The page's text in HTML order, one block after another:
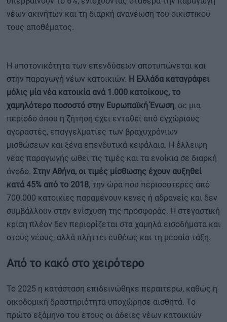
νέων ακινήτων και τη διαρκή ανανέωση του οικιστικού
τους αποθέματος.
Η υποτονικότητα των επενδύσεων αποτυπώνεται και
στην παραγωγή νέων κατοικιών. Η Ελλάδα καταγράφει
μόλις μία νέα κατοικία ανά 1.000 κατοίκους, το
χαμηλότερο ποσοστό στην Ευρωπαϊκή Ένωση, σε μια
περίοδο όπου η ζήτηση έχει ενταθεί από εγχώριους
αγοραστές, επαγγελματίες των βραχυχρόνιων
μισθώσεων και ξένα επενδυτικά κεφάλαια. Η έλλειψη
νέας παραγωγής ωθεί τις τιμές και τα ενοίκια σε διαρκή
άνοδο. Στην Αθήνα, οι τιμές μίσθωσης έχουν αυξηθεί
κατά 45% από το 2018, την ώρα που περισσότερες από
700.000 κατοικίες παραμένουν κενές ή αδρανείς και δεν
συμβάλλουν στην ενίσχυση της προσφοράς. Η στεγαστική
κρίση πλέον δεν περιορίζεται στα χαμηλά εισοδήματα και
στους νέους, αλλά πλήττει ευθέως και τη μεσαία τάξη.
Από το κακό στο χειρότερο
Το 2025 η κατάσταση επιδεινώθηκε περαιτέρω, καθώς η
οικοδομική δραστηριότητα υποχώρησε αισθητά. Το
πρώτο εξάμηνο του έτους οι άδειες νέων κατοικιών